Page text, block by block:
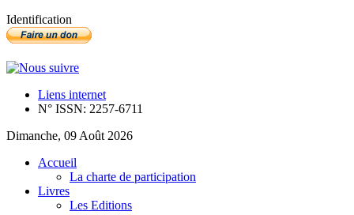
Identification
Liens internet
N° ISSN: 2257-6711
Dimanche, 09 Août 2026
Accueil
La charte de participation
Livres
Les Editions